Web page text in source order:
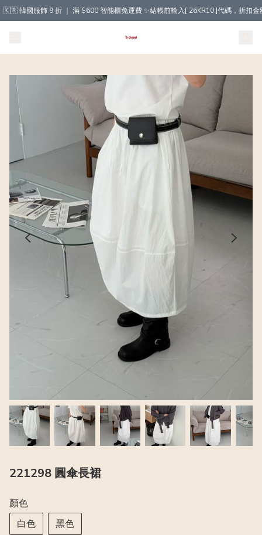
🇰🇷 韓國服飾 9 折 ｜ 滿 $600 智能櫃免運費 ✨結帳前輸入[ 26KR10 ]代碼，折扣金
221298 圓傘長裙
顏色
白色
黑色